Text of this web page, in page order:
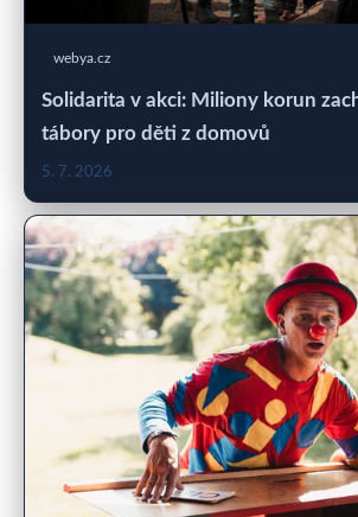
webya.cz
Solidarita v akci: Miliony korun
tábory pro děti z domovů
5. 7. 2026